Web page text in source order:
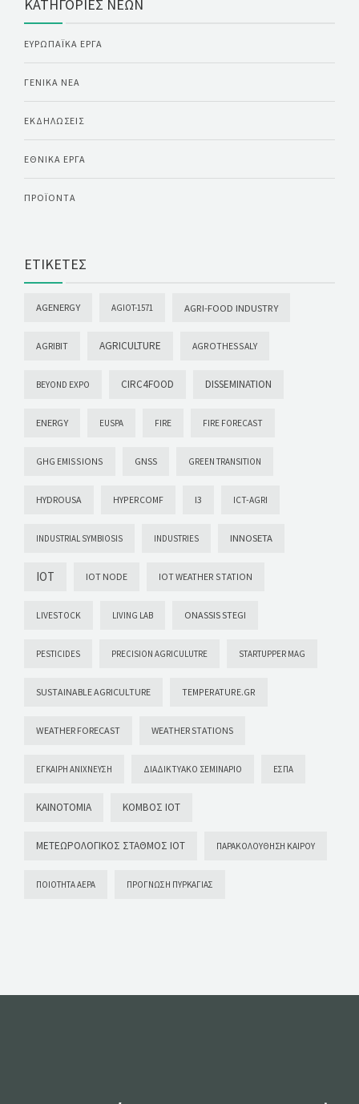
ΚΑΤΗΓΟΡΊΕΣ ΝΈΩΝ
ΕΥΡΩΠΑΪΚΆ ΈΡΓΑ
ΓΕΝΙΚΆ ΝΈΑ
ΕΚΔΗΛΏΣΕΙΣ
ΕΘΝΙΚΆ ΈΡΓΑ
ΠΡΟΪΌΝΤΑ
ΕΤΙΚΈΤΕΣ
AGENERGY AGIOT-1571 AGRI-FOOD INDUSTRY
AGRIBIT AGRICULTURE AGROTHESSALY
BEYOND EXPO CIRC4FOOD DISSEMINATION
ENERGY EUSPA FIRE FIRE FORECAST
GHG EMISSIONS GNSS GREEN TRANSITION
HYDROUSA HYPERCOMF I3 ICT-AGRI
INDUSTRIAL SYMBIOSIS INDUSTRIES INNOSETA
IOT IOT NODE IOT WEATHER STATION
LIVESTOCK LIVING LAB ONASSIS STEGI
PESTICIDES PRECISION AGRICULUTRE STARTUPPER MAG
SUSTAINABLE AGRICULTURE TEMPERATURE.GR
WEATHER FORECAST WEATHER STATIONS
ΈΓΚΑΙΡΗ ΑΝΊΧΝΕΥΣΗ ΔΙΑΔΙΚΤΥΑΚΌ ΣΕΜΙΝΆΡΙΟ ΕΣΠΑ
ΚΑΙΝΟΤΟΜΊΑ ΚΌΜΒΟΣ ΙΟΤ
ΜΕΤΕΩΡΟΛΟΓΙΚΌΣ ΣΤΑΘΜΌΣ ΙΟΤ ΠΑΡΑΚΟΛΟΎΘΗΣΗ ΚΑΙΡΟΎ
ΠΟΙΌΤΗΤΑ ΑΈΡΑ ΠΡΌΓΝΩΣΗ ΠΥΡΚΑΓΙΆΣ